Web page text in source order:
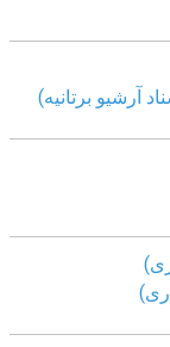
آرشیو برتانیه)